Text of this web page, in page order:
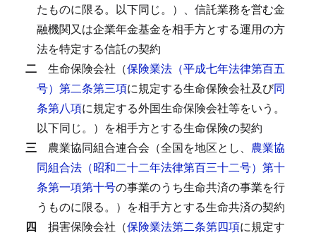
たものに限る。以下同じ。）、信託業務を営む金
融機関又は企業年金基金を相手方とする運用の方
法を特定する信託の契約
二 生命保険会社（保険業法（平成七年法律第百五
号）第二条第三項に規定する生命保険会社及び同
条第八項に規定する外国生命保険会社等をいう。
以下同じ。）を相手方とする生命保険の契約
三 農業協同組合連合会（全国を地区とし、 農業協
同組合法（昭和二十二年法律第百三十二号）第十
条第一項第十号の事業のうち生命共済の事業を行
うものに限る。）を相手方とする生命共済の契約
四 損害保険会社（保険業法第二条第四項に規定す